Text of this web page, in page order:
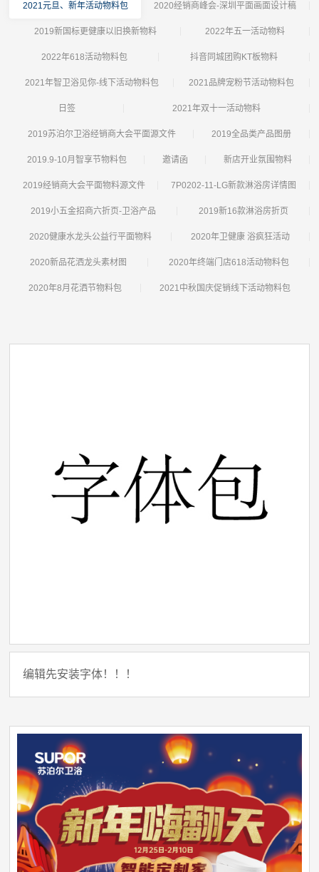
2021元旦、新年活动物料包 2020经销商峰会-深圳平面画面设计稿
2019新国标更健康以旧换新物料 2022年五一活动物料
2022年618活动物料包 抖音同城团购KT板物料
2021年智卫浴见你-线下活动物料包 2021品牌宠粉节活动物料包
日签 2021年双十一活动物料
2019苏泊尔卫浴经销商大会平面源文件 2019全品类产品图册
2019.9-10月智享节物料包 邀请函 新店开业氛围物料
2019经销商大会平面物料源文件 7P0202-11-LG新款淋浴房详情图
2019小五金招商六折页-卫浴产品 2019新16款淋浴房折页
2020健康水龙头公益行平面物料 2020年卫健康 浴疯狂活动
2020新品花洒龙头素材图 2020年终端门店618活动物料包
2020年8月花洒节物料包 2021中秋国庆促销线下活动物料包
编辑先安装字体！！！